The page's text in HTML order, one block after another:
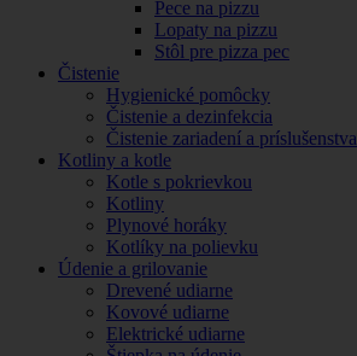
Pece na pizzu
Lopaty na pizzu
Stôl pre pizza pec
Čistenie
Hygienické pomôcky
Čistenie a dezinfekcia
Čistenie zariadení a príslušenstva
Kotliny a kotle
Kotle s pokrievkou
Kotliny
Plynové horáky
Kotlíky na polievku
Údenie a grilovanie
Drevené udiarne
Kovové udiarne
Elektrické udiarne